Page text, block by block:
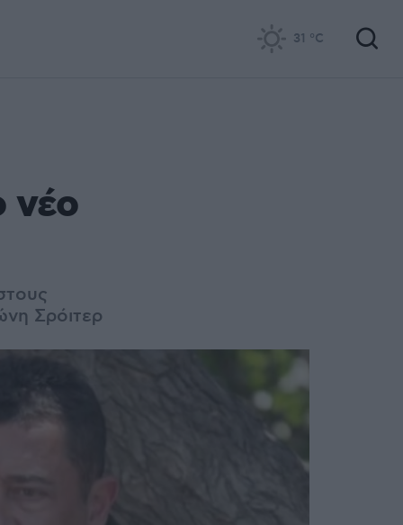
31 °C
νέο
Σρόιτερ